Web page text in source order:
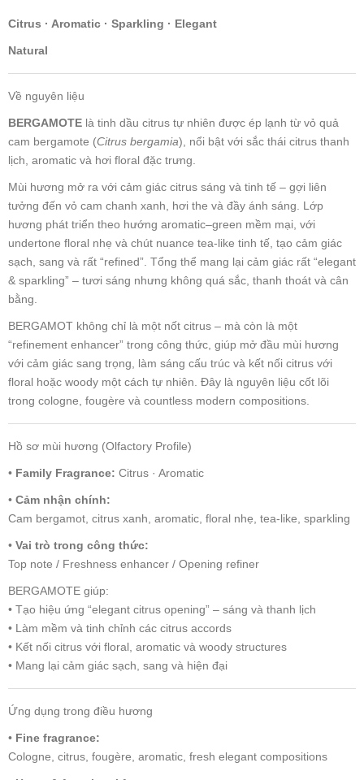
Citrus · Aromatic · Sparkling · Elegant
Natural
Về nguyên liệu
BERGAMOTE là tinh dầu citrus tự nhiên được ép lạnh từ vỏ quả
cam bergamote (Citrus bergamia), nổi bật với sắc thái citrus thanh
lịch, aromatic và hơi floral đặc trưng.
Mùi hương mở ra với cảm giác citrus sáng và tinh tế – gợi liên
tưởng đến vỏ cam chanh xanh, hơi the và đầy ánh sáng. Lớp
hương phát triển theo hướng aromatic–green mềm mại, với
undertone floral nhẹ và chút nuance tea-like tinh tế, tạo cảm giác
sạch, sang và rất “refined”. Tổng thể mang lại cảm giác rất “elegant
& sparkling” – tươi sáng nhưng không quá sắc, thanh thoát và cân
bằng.
BERGAMOT không chỉ là một nốt citrus – mà còn là một
“refinement enhancer” trong công thức, giúp mở đầu mùi hương
với cảm giác sang trọng, làm sáng cấu trúc và kết nối citrus với
floral hoặc woody một cách tự nhiên. Đây là nguyên liệu cốt lõi
trong cologne, fougère và countless modern compositions.
Hồ sơ mùi hương (Olfactory Profile)
• Family Fragrance: Citrus · Aromatic
• Cảm nhận chính:
Cam bergamot, citrus xanh, aromatic, floral nhẹ, tea-like, sparkling
• Vai trò trong công thức:
Top note / Freshness enhancer / Opening refiner
BERGAMOTE giúp:
• Tạo hiệu ứng “elegant citrus opening” – sáng và thanh lịch
• Làm mềm và tinh chỉnh các citrus accords
• Kết nối citrus với floral, aromatic và woody structures
• Mang lại cảm giác sạch, sang và hiện đại
Ứng dụng trong điều hương
• Fine fragrance:
Cologne, citrus, fougère, aromatic, fresh elegant compositions